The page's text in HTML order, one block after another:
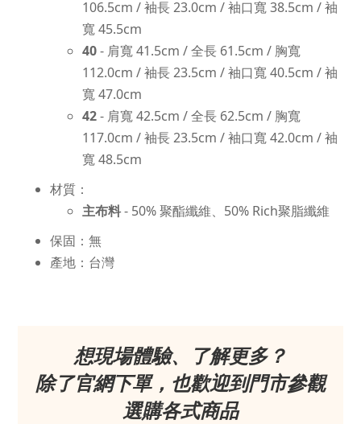
106.5cm / 袖長 23.0cm / 袖口寬 38.5cm / 袖
寬 45.5cm
40- 肩寬 41.5cm / 全長 61.5cm / 胸寬
112.0cm / 袖長 23.5cm / 袖口寬 40.5cm / 袖
寬 47.0cm
42- 肩寬 42.5cm / 全長 62.5cm / 胸寬
117.0cm / 袖長 23.5cm / 袖口寬 42.0cm / 袖
寬 48.5cm
材質：
主布料- 50% 聚酯纖維、50% Rich聚脂纖維
保固：無
產地：台灣
想現場體驗、了解更多？
除了官網下單，也歡迎到門市參觀
選購各式商品